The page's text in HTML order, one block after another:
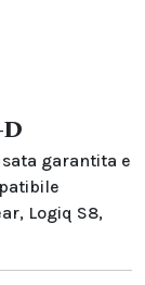
garantita e
Logiq S8,